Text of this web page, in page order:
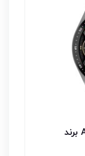
ساعت هوشمند AR805 برند